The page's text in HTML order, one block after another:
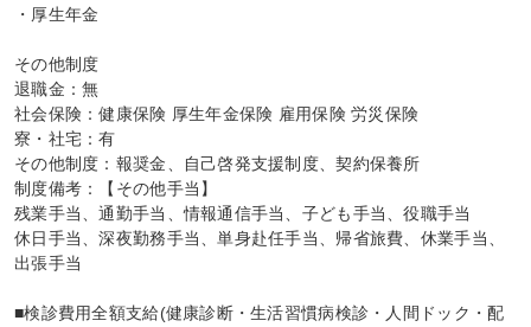
・厚生年金
その他制度
退職金：無
社会保険：健康保険 厚生年金保険 雇用保険 労災保険
寮・社宅：有
その他制度：報奨金、自己啓発支援制度、契約保養所
制度備考：【その他手当】
残業手当、通勤手当、情報通信手当、子ども手当、役職手当
休日手当、深夜勤務手当、単身赴任手当、帰省旅費、休業手当、
出張手当
■検診費用全額支給(健康診断・生活習慣病検診・人間ドック・配